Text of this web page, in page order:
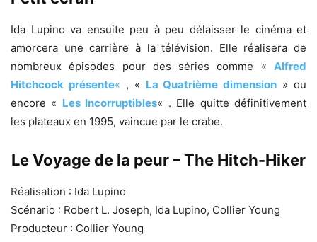
Ida Lupino va ensuite peu à peu délaisser le cinéma et
amorcera une carrière à la télévision. Elle réalisera de
nombreux épisodes pour des séries comme « Alfred
Hitchcock présente« , « La Quatrième dimension » ou
encore « Les Incorruptibles« . Elle quitte définitivement
les plateaux en 1995, vaincue par le crabe.
Le Voyage de la peur – The Hitch-Hiker
Réalisation : Ida Lupino
Scénario : Robert L. Joseph, Ida Lupino, Collier Young
Producteur : Collier Young